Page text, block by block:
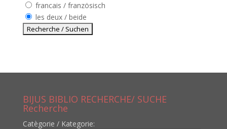
francais / französisch
les deux / beide
BIJUS BIBLIO RECHERCHE/ SUCHE
Recherche
Catègorie / Kategorie: